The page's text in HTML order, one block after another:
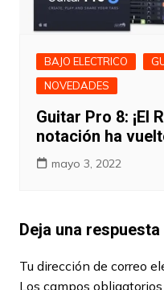
BAJO ELECTRICO
NOVEDADES
Guitar Pro 8: ¡El
notación ha
mayo 3, 2022
Deja una respuesta
Tu dirección de correo
Los campos